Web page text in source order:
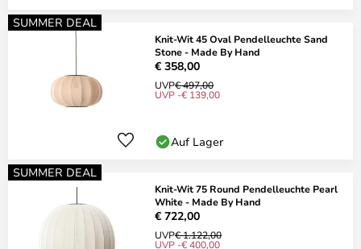
SUMMER DEAL
Knit-Wit 45 Oval Pendelleuchte Sand
Stone - Made By Hand
€ 358,00
UVP€ 497,00
UVP -€ 139,00
Auf Lager
SUMMER DEAL
Knit-Wit 75 Round Pendelleuchte Pearl
White - Made By Hand
€ 722,00
UVP€ 1.122,00
UVP -€ 400,00